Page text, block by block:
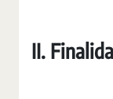
II.